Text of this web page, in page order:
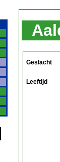
Geslacht
Leeftijd